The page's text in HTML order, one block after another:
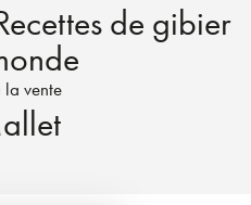
de gibier
vente